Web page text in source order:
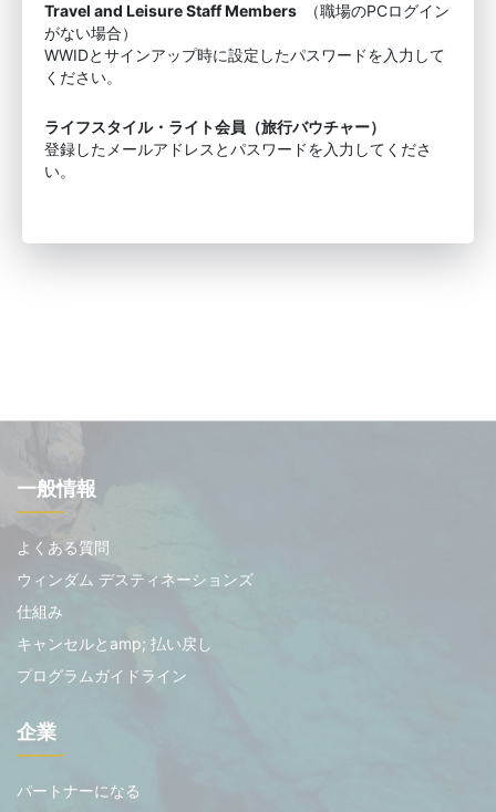
Travel and Leisure Staff Members
（職場のPCログイン
がない場合）
WWIDとサインアップ時に設定したパスワードを入力して
ください。
ライフスタイル・ライト会員（旅行バウチャー）
登録したメールアドレスとパスワードを入力してくださ
い。
一般情報
よくある質問
ウィンダム デスティネーションズ
仕組み
キャンセルとamp; 払い戻し
プログラムガイドライン
企業
パートナーになる